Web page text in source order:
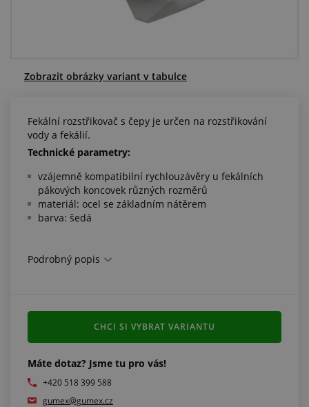
O nás a kariéra
Zobrazit obrázky variant v tabulce
Fekální rozstřikovač s čepy je určen na rozstřikování
vody a fekálií.
Technické parametry:
vzájemně kompatibilní rychlouzávěry u fekálních
pákových koncovek různých rozměrů
materiál: ocel se základním nátěrem
barva: šedá
Podrobný popis
Máte dotaz? Jsme tu pro vás!
+420 518 399 588
gumex@gumex.cz
CHCI SI VYBRAT VARIANTU